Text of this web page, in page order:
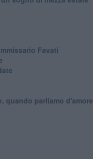
Favati
quando parliamo d'amore